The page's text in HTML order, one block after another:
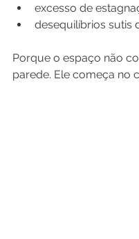
excesso de
desequilíbrios sutis
Porque o espaço não
parede. Ele começa no